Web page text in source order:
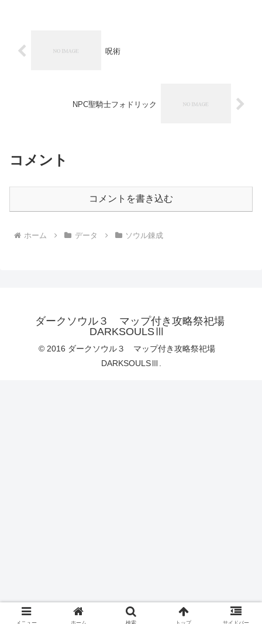
呪術
NPC聖騎士フォドリック
コメント
コメントを書き込む
ホーム データ ソウル錬成
ダークソウル３ マップ付き攻略祭祀場
DARKSOULSⅢ
© 2016 ダークソウル３ マップ付き攻略祭祀場
DARKSOULSⅢ.
メニュー ホーム 検索 トップ サイドバー